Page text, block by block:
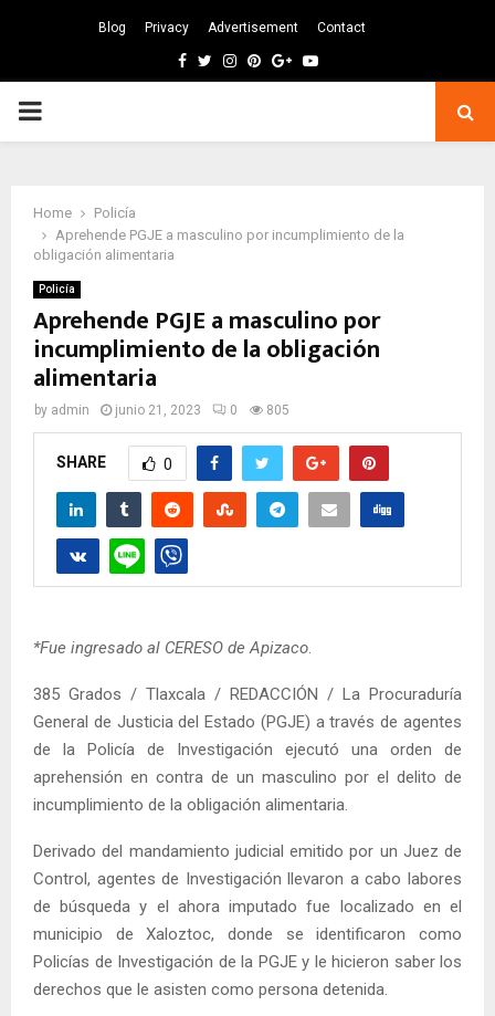
Blog Privacy Advertisement Contact
Facebook
TwitterInstagram
Pinterest
GoogleYoutube
PRIMARY
Home
Policía
Aprehende PGJE a masculino por incumplimiento de la
obligación alimentaria
Policía
Aprehende PGJE a masculino por
incumplimiento de la obligación
alimentaria
by admin junio 21, 2023 0 805
SHARE 0
*Fue ingresado al CERESO de Apizaco
385 Grados / Tlaxcala / REDACCIÓN / La Procuraduría
General de Justicia del Estado (PGJE) a través de agentes
de la Policía de Investigación ejecutó una orden de
aprehensión en contra de un masculino por el delito de
incumplimiento de la obligación alimentaria.
Derivado del mandamiento judicial emitido por un Juez de
Control, agentes de Investigación llevaron a cabo labores
de búsqueda y el ahora imputado fue localizado en el
municipio de Xaloztoc, donde se identificaron como
Policías de Investigación de la PGJE y le hicieron saber los
derechos que le asisten como persona detenida.